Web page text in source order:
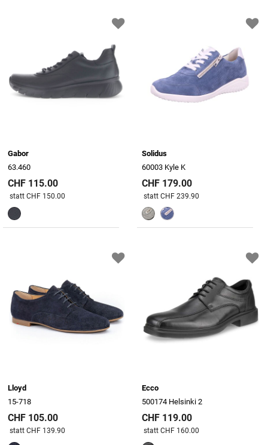
Gabor
63.460
CHF 115.00
Preis reduziert von
statt CHF 150.00
Solidus
60003 Kyle K
CHF 179.00
Preis reduziert von
statt CHF 239.90
Lloyd
15-718
CHF 105.00
Preis reduziert von
statt CHF 139.90
Ecco
500174 Helsinki 2
CHF 119.00
Preis reduziert von
statt CHF 160.00